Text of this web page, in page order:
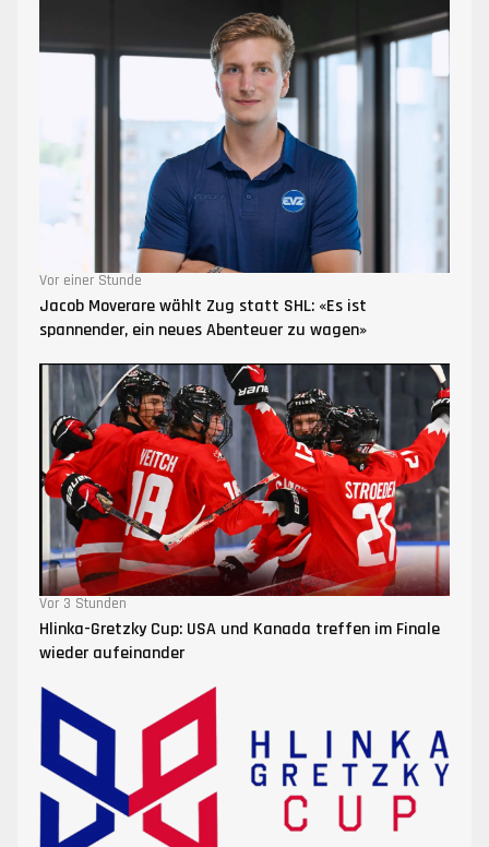
Vor einer Stunde
Jacob Moverare wählt Zug statt SHL: «Es ist
spannender, ein neues Abenteuer zu wagen»
Vor 3 Stunden
Hlinka-Gretzky Cup: USA und Kanada treffen im Finale
wieder aufeinander